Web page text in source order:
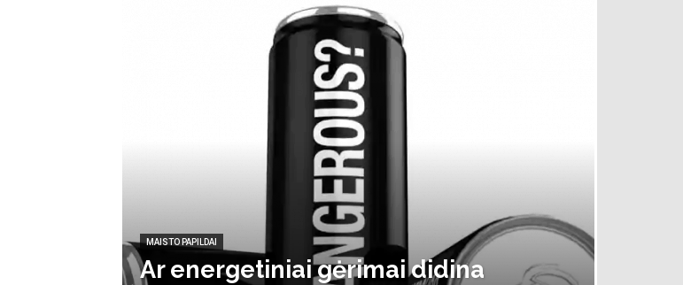
MAISTO PAPILDAI
Ar energetiniai gėrimai didina